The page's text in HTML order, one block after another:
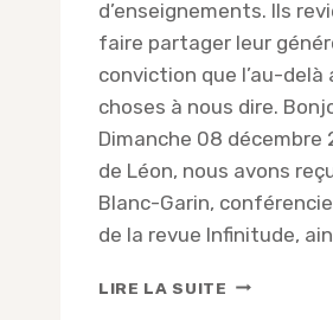
d’enseignements. Ils
faire partager leur
conviction que l’au-delà
choses à nous dire.
Dimanche 08 décembre
de Léon, nous avons
Blanc-Garin,
de la revue Infinitude,
LIRE LA SUITE COMPTE-